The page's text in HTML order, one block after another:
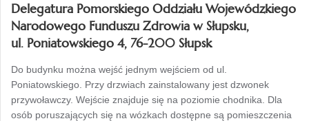
Delegatura Pomorskiego Oddziału Wojewódzkiego
Narodowego Funduszu Zdrowia w Słupsku,
ul. Poniatowskiego 4, 76-200 Słupsk
Do budynku można wejść jednym wejściem od ul.
Poniatowskiego. Przy drzwiach zainstalowany jest dzwonek
przywoławczy. Wejście znajduje się na poziomie chodnika. Dla
osób poruszających się na wózkach dostępne są pomieszczenia